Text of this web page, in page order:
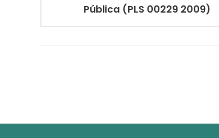
Pública (PLS 00229 2009)